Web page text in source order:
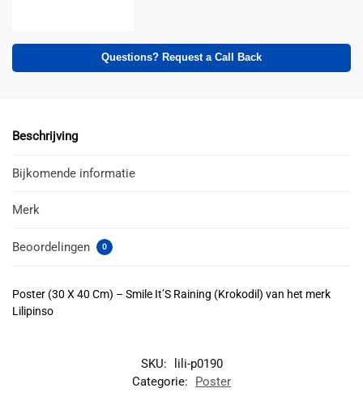
Questions? Request a Call Back
Beschrijving
Bijkomende informatie
Merk
Beoordelingen 0
Poster (30 X 40 Cm) – Smile It’S Raining (Krokodil) van het merk
Lilipinso
SKU:
lili-p0190
Categorie:
Poster